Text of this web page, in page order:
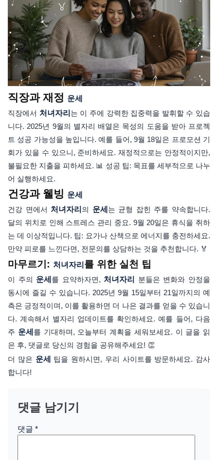
직장과 재정 운세
직장에서 처녀자리 는 이 주에 강력한 집중력을 발휘할 수 있습
니다. 2025년 9월의 별자리 배열은 목성의 도움을 받아 프로젝
트 성공 가능성을 높입니다. 예를 들어, 9월 18일은 프로모션 기
회가 있을 수 있으니, 준비하세요. 재정적으로는 안정적이지만,
불필요한 지출을 피하세요. 📊 성공 팁: 목표를 세부적으로 나누
어 실행하세요.
건강과 웰빙 운세
건강 면에서 처녀자리 의 운세 는 균형 잡힌 주를 약속합니다.
달의 위치로 인해 스트레스 관리 중요. 9월 20일은 휴식을 취하
는 데 이상적입니다. 팁: 요가나 산책으로 에너지를 충전하세요.
만약 피로를 느낀다면, 전문의를 상담하는 것을 추천합니다. 🏅
마무르기: 처녀자리 를 위한 실천 팁
이 주의 운세 를 요약하자면, 처녀자리
분들은 변화와 안정을
동시에 즐길 수 있습니다. 2025년 9월 15일부터 21일까지의 예
측은 긍정적이며, 이를 활용하면 더 나은 결과를 얻을 수 있습니
다. 계속해서 별자리 업데이트를 확인하세요. 예를 들어, 다음
주 운세 를 기대하며, 오늘부터 계획을 세워보세요. 이 글을 읽
은 후, 댓글로 당신의 경험을 공유해주세요! 👏
더 많은 운세
팁을 원하시면, 우리 사이트를 방문하세요. 감사
합니다!
댓글 남기기
댓글 *